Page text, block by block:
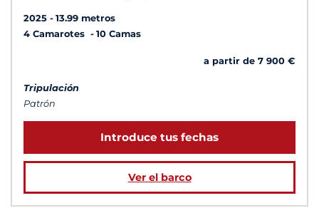
2025
13.99 metros
4 Camarotes
10 Camas
a partir de 7 900 €
Tripulación
Patrón
Introduce tus fechas
Ver el barco